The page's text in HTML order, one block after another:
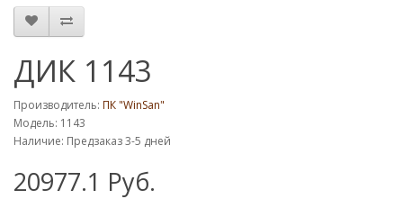
ДИК 1143
Производитель: ПК "WinSan"
Модель: 1143
Наличие: Предзаказ 3-5 дней
20977.1 Руб.